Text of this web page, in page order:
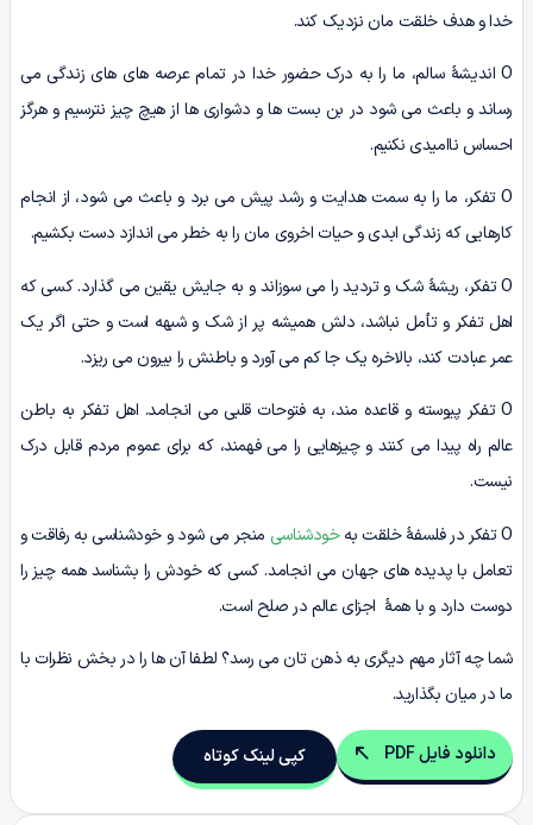
خدا و هدف خلقت مان نزدیک کند.
O اندیشۀ سالم، ما را به درک حضور خدا در تمام عرصه های های زندگی می
رساند و باعث می شود در بن بست ها و دشواری ها از هیچ چیز نترسیم و هرگز
احساس ناامیدی نکنیم.
O تفکر، ما را به سمت هدایت و رشد پیش می برد و باعث می شود، از انجام
کارهایی که زندگی ابدی و حیات اخروی مان را به خطر می اندازد دست بکشیم.
O تفکر، ریشۀ شک و تردید را می سوزاند و به جایش یقین می گذارد. کسی که
اهل تفکر و تأمل نباشد، دلش همیشه پر از شک و شبهه است و حتی اگر یک
عمر عبادت کند، بالاخره یک جا کم می آورد و باطنش را بیرون می ریزد.
O تفکر پیوسته و قاعده مند، به فتوحات قلبی می انجامد. اهل تفکر به باطن
عالم راه پیدا می کنند و چیزهایی را می فهمند، که برای عموم مردم قابل درک
نیست.
O تفکر در فلسفۀ خلقت به خودشناسی منجر می شود و خودشناسی به رفاقت و
تعامل با پدیده های جهان می انجامد. کسی که خودش را بشناسد همه چیز را
دوست دارد و با همۀ اجزای عالم در صلح است.
شما چه آثار مهم دیگری به ذهن تان می رسد؟ لطفا آن ها را در بخش نظرات با
ما در میان بگذارید.
دانلود فایل PDF کپی لینک کوتاه